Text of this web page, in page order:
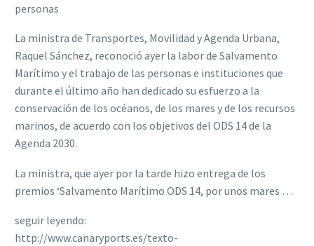
personas
La ministra de Transportes, Movilidad y Agenda Urbana,
Raquel Sánchez, reconoció ayer la labor de Salvamento
Marítimo y el trabajo de las personas e instituciones que
durante el último año han dedicado su esfuerzo a la
conservación de los océanos, de los mares y de los recursos
marinos, de acuerdo con los objetivos del ODS 14 de la
Agenda 2030.
La ministra, que ayer por la tarde hizo entrega de los
premios ‘Salvamento Marítimo ODS 14, por unos mares …
seguir leyendo:
http://www.canaryports.es/texto-